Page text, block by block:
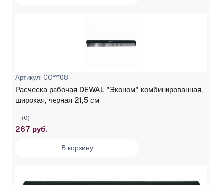
Артикул: CO***08
Расческа рабочая DEWAL "Эконом" комбинированная,
широкая, черная 21,5 см
(0)
267 руб.
В корзину